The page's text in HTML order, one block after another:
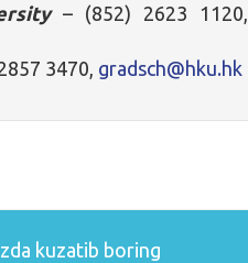
– (852) 2623 1120,
3470, gradsch@hku.hk
kuzatib boring